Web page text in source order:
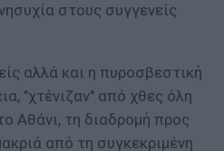
στους συγγενείς
αλλά και η πυροσβεστική
"χτένιζαν" από χθες όλη
Αθάνι, τη διαδρομή προς
από τη συγκεκριμένη